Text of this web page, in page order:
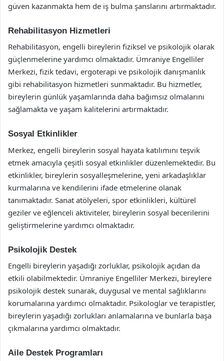
güven kazanmakta hem de iş bulma şanslarını artırmaktadır.
Rehabilitasyon Hizmetleri
Rehabilitasyon, engelli bireylerin fiziksel ve psikolojik olarak
güçlenmelerine yardımcı olmaktadır. Ümraniye Engelliler
Merkezi, fizik tedavi, ergoterapi ve psikolojik danışmanlık
gibi rehabilitasyon hizmetleri sunmaktadır. Bu hizmetler,
bireylerin günlük yaşamlarında daha bağımsız olmalarını
sağlamakta ve yaşam kalitelerini artırmaktadır.
Sosyal Etkinlikler
Merkez, engelli bireylerin sosyal hayata katılımını teşvik
etmek amacıyla çeşitli sosyal etkinlikler düzenlemektedir. Bu
etkinlikler, bireylerin sosyalleşmelerine, yeni arkadaşlıklar
kurmalarına ve kendilerini ifade etmelerine olanak
tanımaktadır. Sanat atölyeleri, spor etkinlikleri, kültürel
geziler ve eğlenceli aktiviteler, bireylerin sosyal becerilerini
geliştirmelerine yardımcı olmaktadır.
Psikolojik Destek
Engelli bireylerin yaşadığı zorluklar, psikolojik açıdan da
etkili olabilmektedir. Ümraniye Engelliler Merkezi, bireylere
psikolojik destek sunarak, duygusal ve mental sağlıklarını
korumalarına yardımcı olmaktadır. Psikologlar ve terapistler,
bireylerin yaşadığı zorlukları anlamalarına ve bunlarla başa
çıkmalarına yardımcı olmaktadır.
Aile Destek Programları